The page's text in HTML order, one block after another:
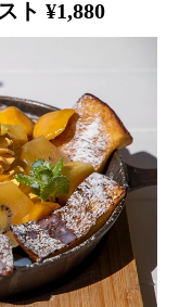
ト ¥1,880